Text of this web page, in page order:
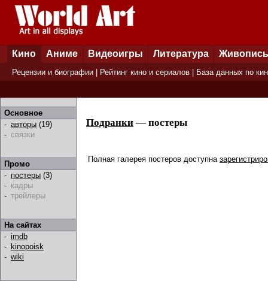
Кино Аниме Видеоигры Литература Живопись
Рецензии и биографии Рейтинг кино и сериалов База данных по
Основное
- авторы (19)
- связки
Промо
- постеры (3)
- кадры
- трейлеры
На сайтах
- imdb
- kinopoisk
- wiki
Подранки— постеры
Полная галерея постеров доступна